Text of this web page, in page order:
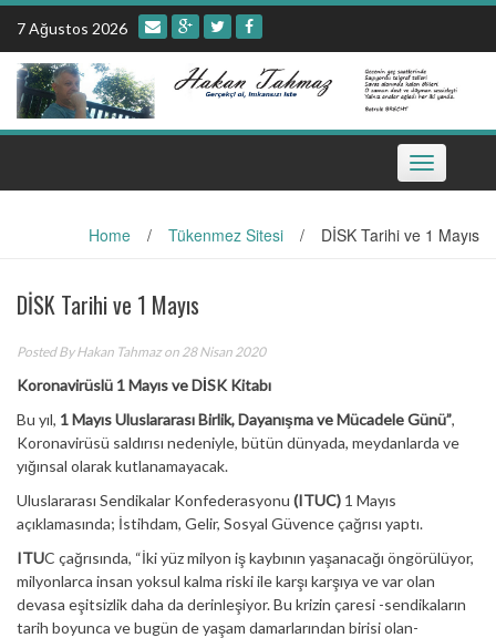
Skip
content
7 Ağustos 2026
Toggle
navigation
Home / Tükenmez Sitesi / DİSK Tarihi ve 1 Mayıs
DİSK Tarihi ve 1 Mayıs
Posted ByHakan Tahmazon 28 Nisan 2020
Koronavirüslü 1 Mayıs ve DİSK Kitabı
Bu yıl, 1 Mayıs Uluslararası Birlik, Dayanışma ve Mücadele Günü”,
Koronavirüsü saldırısı nedeniyle, bütün dünyada, meydanlarda ve
yığınsal olarak kutlanamayacak.
Uluslararası Sendikalar Konfederasyonu (ITUC) 1 Mayıs
açıklamasında; İstihdam, Gelir, Sosyal Güvence çağrısı yaptı.
ITUC çağrısında, “İki yüz milyon iş kaybının yaşanacağı öngörülüyor,
milyonlarca insan yoksul kalma riski ile karşı karşıya ve var olan
devasa eşitsizlik daha da derinleşiyor. Bu krizin çaresi -sendikaların
tarih boyunca ve bugün de yaşam damarlarından birisi olan-